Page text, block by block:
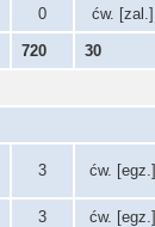
0 ćw. [zal.]
720 30
3 ćw. [egz.]
3 ćw. [egz.]